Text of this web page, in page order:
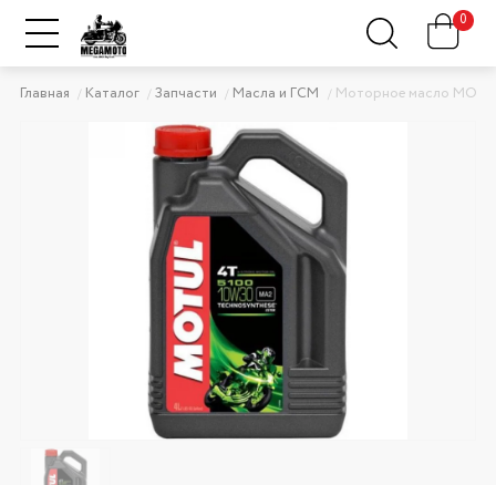
0
Главная Каталог Запчасти Масла и ГСМ Моторное масло